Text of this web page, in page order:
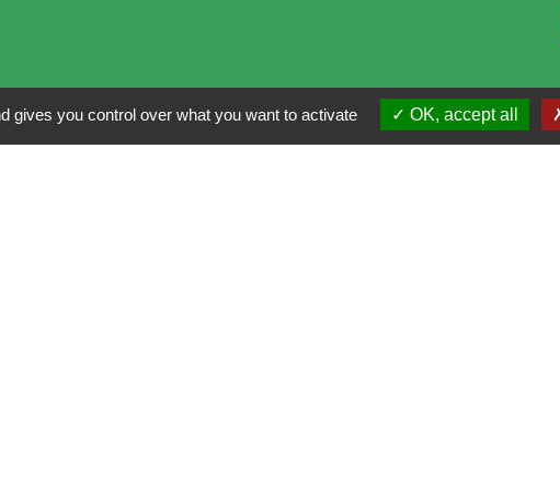
gives you control over what you want to activate OK, accept all